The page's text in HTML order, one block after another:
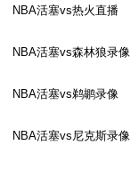
NBA活塞vs热火直播
NBA活塞vs森林狼录像
NBA活塞vs鹈鹕录像
NBA活塞vs尼克斯录像